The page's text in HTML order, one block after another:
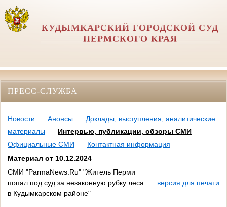
КУДЫМКАРСКИЙ ГОРОДСКОЙ СУД
ПЕРМСКОГО КРАЯ
ПРЕСС-СЛУЖБА
Новости Анонсы
Доклады, выступления, аналитические
материалы
Интервью, публикации, обзоры СМИ
Официальные СМИ
Контактная информация
Материал от 10.12.2024
СМИ "ParmaNews.Ru" "Житель Перми
попал под суд за незаконную рубку леса
в Кудымкарском районе"
версия для печати